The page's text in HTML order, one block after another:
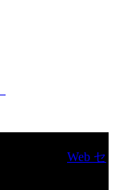
Web セ